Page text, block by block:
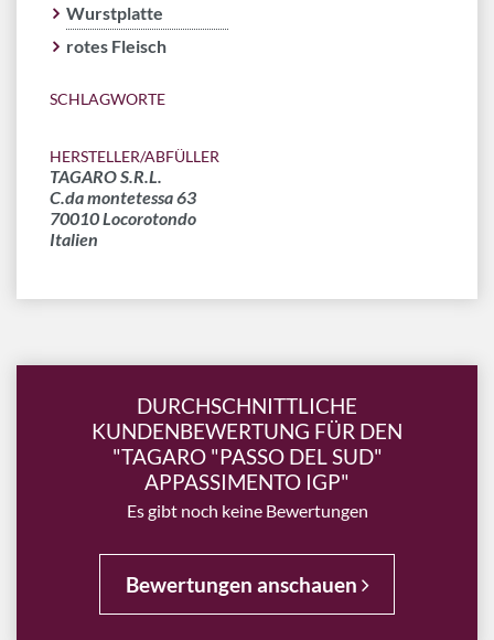
Wurstplatte
rotes Fleisch
SCHLAGWORTE
HERSTELLER/ABFÜLLER
TAGARO S.R.L.
C.da montetessa 63
70010 Locorotondo
Italien
DURCHSCHNITTLICHE
KUNDENBEWERTUNG FÜR DEN
"TAGARO "PASSO DEL SUD"
APPASSIMENTO IGP"
Es gibt noch keine Bewertungen
Bewertungen anschauen